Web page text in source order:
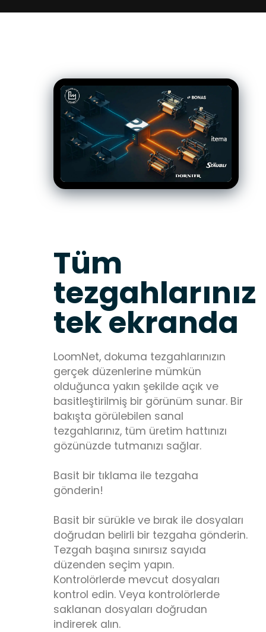
Tüm
tezgahlarınız
tek ekranda
LoomNet, dokuma tezgahlarınızın
gerçek düzenlerine mümkün
olduğunca yakın şekilde açık ve
basitleştirilmiş bir görünüm sunar. Bir
bakışta görülebilen sanal
tezgahlarınız, tüm üretim hattınızı
gözünüzde tutmanızı sağlar.
Basit bir tıklama ile tezgaha
gönderin!
Basit bir sürükle ve bırak ile dosyaları
doğrudan belirli bir tezgaha gönderin.
Tezgah başına sınırsız sayıda
düzenden seçim yapın.
Kontrolörlerde mevcut dosyaları
kontrol edin. Veya kontrolörlerde
saklanan dosyaları doğrudan
indirerek alın.